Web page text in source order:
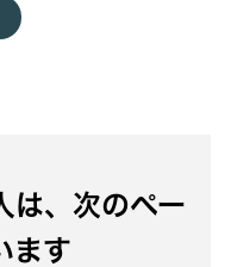
は、次のペー
ます